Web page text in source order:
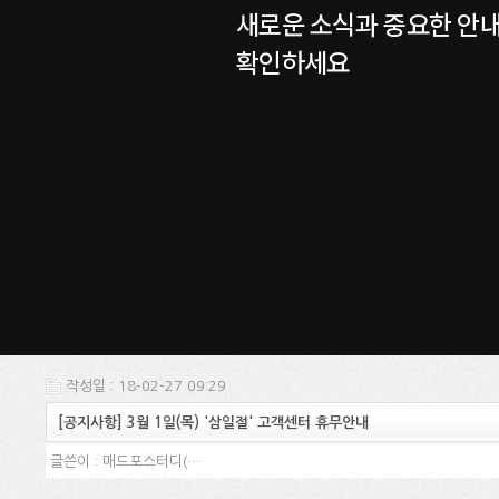
새로운 소식과 중요한 안
확인하세요
작성일 : 18-02-27 09:29
[공지사항] 3월 1일(목) '삼일절' 고객센터 휴무안내
글쓴이 : 매드포스터디(…